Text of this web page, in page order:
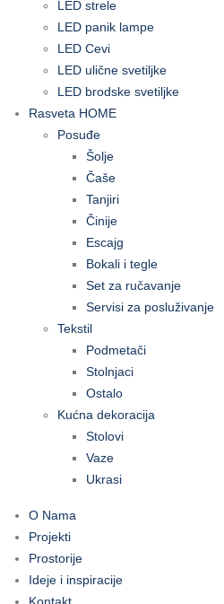
LED strele
LED panik lampe
LED Cevi
LED ulične svetiljke
LED brodske svetiljke
Rasveta HOME
Posuđe
Šolje
Čaše
Tanjiri
Činije
Escajg
Bokali i tegle
Set za ručavanje
Servisi za posluživanje
Tekstil
Podmetači
Stolnjaci
Ostalo
Kućna dekoracija
Stolovi
Vaze
Ukrasi
O Nama
Projekti
Prostorije
Ideje i inspiracije